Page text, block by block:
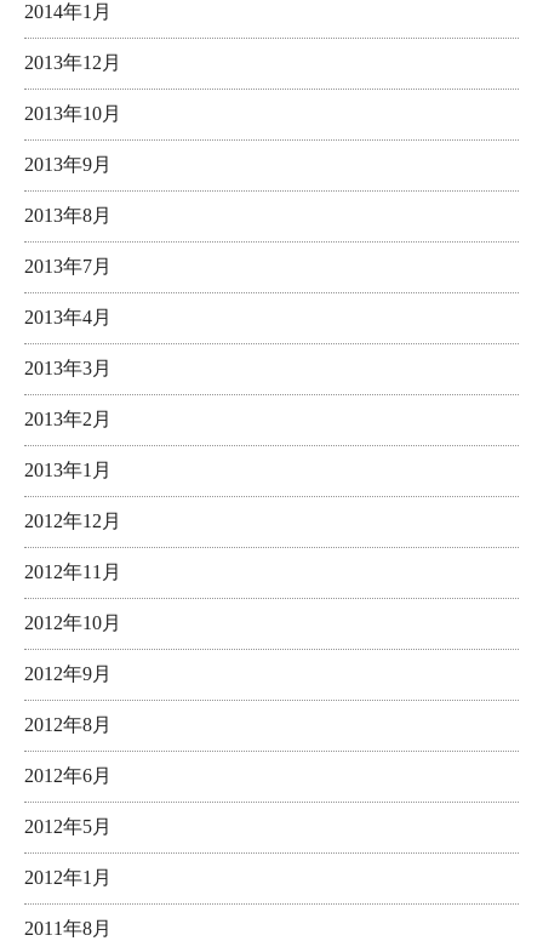
2014年1月
2013年12月
2013年10月
2013年9月
2013年8月
2013年7月
2013年4月
2013年3月
2013年2月
2013年1月
2012年12月
2012年11月
2012年10月
2012年9月
2012年8月
2012年6月
2012年5月
2012年1月
2011年8月